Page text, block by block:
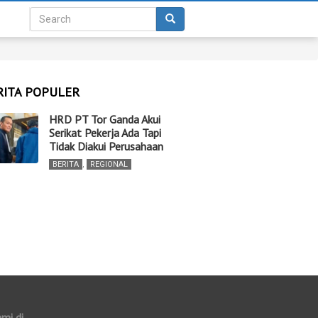
POPULER
HRD PT Tor Ganda Akui
Serikat Pekerja Ada Tapi
Tidak Diakui Perusahaan
BERITA , REGIONAL